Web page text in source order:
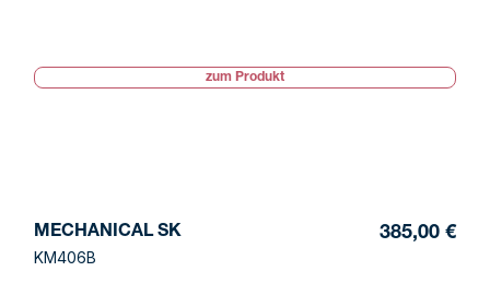
zum Produkt
MECHANICAL SK
KM406B
385,00 €